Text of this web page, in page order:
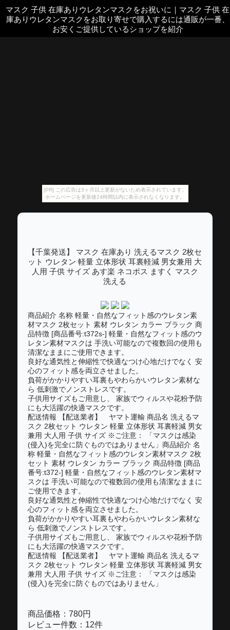
[PR] この広告は3ヶ月以上更新がないため表示されています。
ホームページを更新後24時間以内に表示されなくなります。
マスク 子供 在庫ありウレタンマスクをお祝いに ｜ マスク 子供 在
庫ありウレタンマスクをお取り寄せで購入するには通販が一番、
お安くご提供しているショップを紹介
【千葉発送】 マスク 在庫あり 洗えるマスク 2枚セ
ット ウレタン 軽量 立体形状 耳裏軽減 男女兼用 大
人用 子供 サイズ あす楽 ネコポス ますく マスク
洗える
商品紹介 名称 軽量・自然なフィット感のウレタン素
材マスク 2枚セット 素材 ウレタン カラー ブラック 商
品特徴 [商品番号:t372s-] 軽量・自然なフィット感のウ
レタン素材マスクは 手洗い可能なので複数回の使用も
清潔なままにご使用できます。
良好な通気性と伸縮性で快適なつけ心地だけでなく 安
心のフィット感を両立させました。
負荷がかかりやすい耳裏もやわらかいウレタン素材な
ら 低刺激でノンストレスです。
子供用サイズもご用意し、 家族でウィルスや花粉予防
にも大活躍の快適マスクです。
配送情報 【配送業者】 ヤマト運輸 商品名 洗えるマ
スク 2枚セット ウレタン 軽量 立体形状 耳裏軽減 男女
兼用 大人用 子供 サイズ ※ご注意： 「マスクは感染
(侵入)を完全に防ぐものではありません」商品紹介 名
称 軽量・自然なフィット感のウレタン素材マスク 2枚
セット 素材 ウレタン カラー ブラック 商品特徴 [商品
番号:t372-] 軽量・自然なフィット感のウレタン素材マ
スクは 手洗い可能なので複数回の使用も清潔なままに
ご使用できます。
良好な通気性と伸縮性で快適なつけ心地だけでなく 安
心のフィット感を両立させました。
負荷がかかりやすい耳裏もやわらかいウレタン素材な
ら 低刺激でノンストレスです。
子供用サイズもご用意し、 家族でウィルスや花粉予防
にも大活躍の快適マスクです。
配送情報 【配送業者】 ヤマト運輸 商品名 洗えるマ
スク 2枚セット ウレタン 軽量 立体形状 耳裏軽減 男女
兼用 大人用 子供 サイズ ※ご注意： 「マスクは感染
(侵入)を完全に防ぐものではありません」
商品価格：780円
レビュー件数：12件